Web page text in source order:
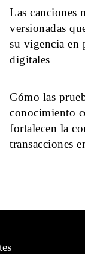
Las canciones
versionadas
su vigencia en
digitales
Cómo las
conocimiento
fortalecen la
transacciones